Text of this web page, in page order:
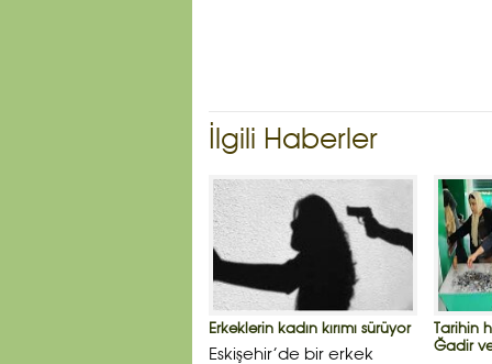
İlgili Haberler
Erkeklerin kadın kırımı sürüyor
Eskişehir’de bir erkek
Tarihin
Ğadir